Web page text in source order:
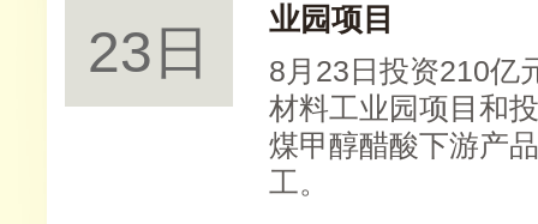
23日
业园项目
8月23日投资210亿
材料工业园项目和
煤甲醇醋酸下游产
工。